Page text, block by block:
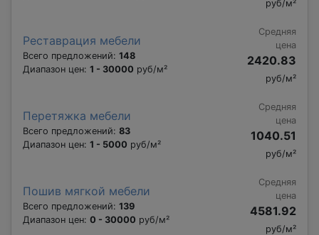
руб/м²
Реставрация мебели
Всего предложений: 148
Диапазон цен: 1 - 30000 руб/м²
Средняя
цена
2420.83
руб/м²
Перетяжка мебели
Всего предложений: 83
Диапазон цен: 1 - 5000 руб/м²
Средняя
цена
1040.51
руб/м²
Пошив мягкой мебели
Всего предложений: 139
Диапазон цен: 0 - 30000 руб/м²
Средняя
цена
4581.92
руб/м²